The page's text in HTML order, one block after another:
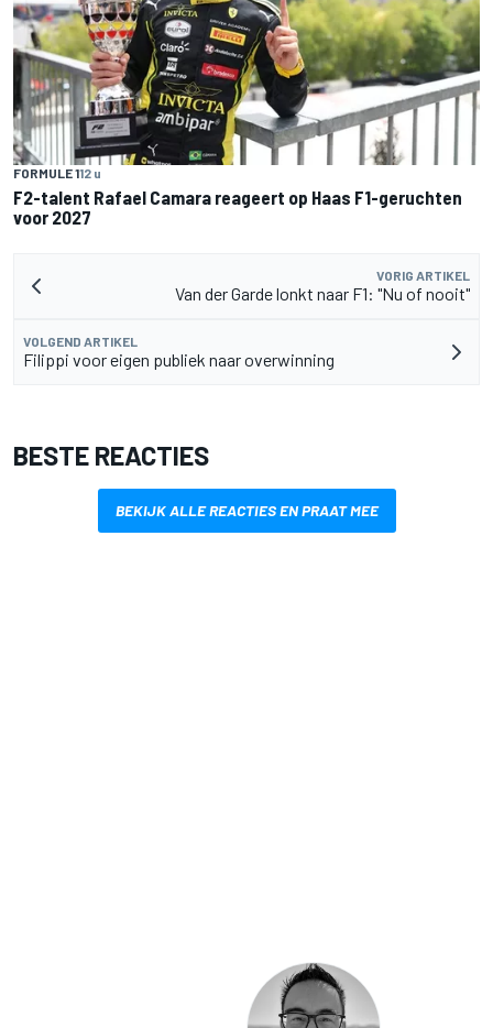
FORMULE 112 u
F2-talent Rafael Camara reageert op Haas F1-geruchten
voor 2027
VORIG ARTIKEL
Van der Garde lonkt naar F1: "Nu of nooit"
VOLGEND ARTIKEL
Filippi voor eigen publiek naar overwinning
BESTE REACTIES
BEKIJK ALLE REACTIES EN PRAAT MEE